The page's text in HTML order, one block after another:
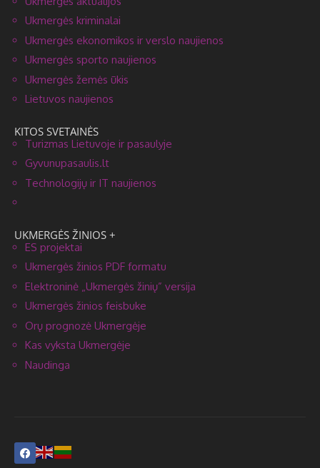
– gruodžio 2–4 dienomis – vairuotojų nesustojimo prieš
pėsčiųjų perėjas, kai to reikalaujama pagal Kelių eismo
– gruodžio 5–6 dienomis – pavojingo ir chuliganiško
vairavimo, manevravimo, lenkimo, kur tai draudžiama daryti,
važiavimo per sankryžas, šviesoforo signalų paisymo
kontrolė,
– gruodžio 8–10 dienomis – pėsčiųjų, dviračių, elektrinių
mikrojudumo priemonių vairuotojų kontrolė, matomumą
gerinančių saugos priemonių (atšvaitų, ryškiaspalvių liemenių
su šviesą atspindinčiais elementais, šviečiančių žibintų)